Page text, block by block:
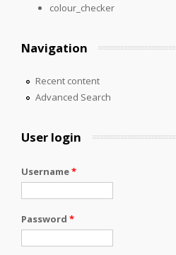
colour_checker
Navigation
Recent content
Advanced Search
User login
Username*
Password *